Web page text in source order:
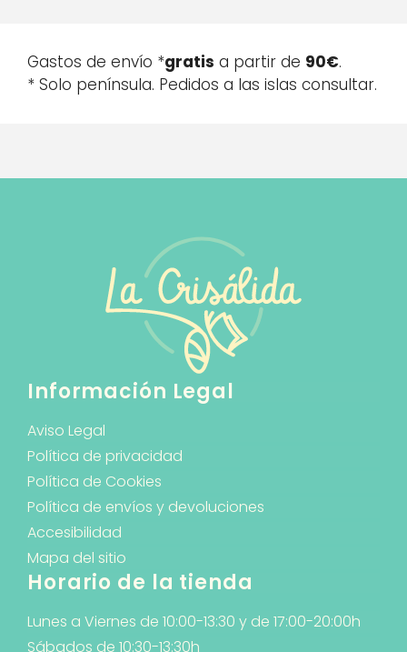
Gastos de envío *gratis a partir de 90€.
* Solo península. Pedidos a las islas consultar.
Información Legal
Aviso Legal
Política de privacidad
Política de Cookies
Política de envíos y devoluciones
Accesibilidad
Mapa del sitio
Horario de la tienda
Lunes a Viernes de 10:00-13:30 y de 17:00-20:00h
Sábados de 10:30-13:30h